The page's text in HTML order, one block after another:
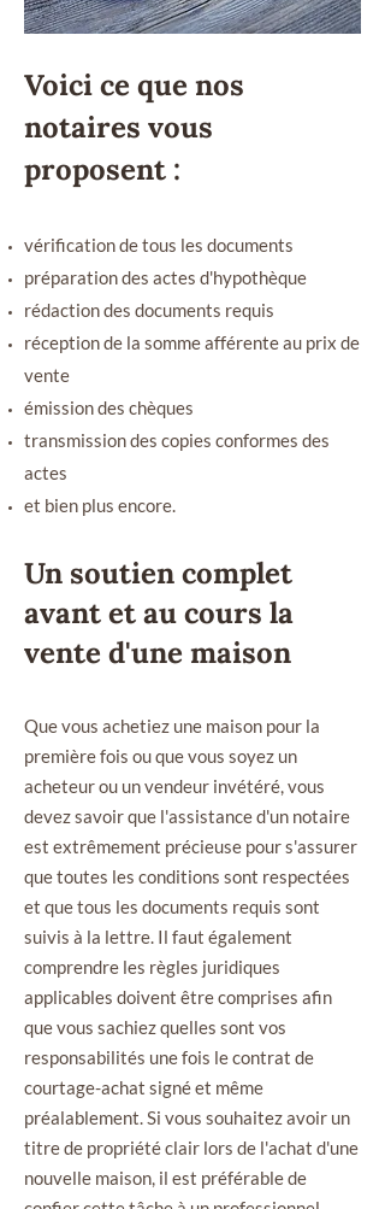
Voici ce que nos
notaires vous
proposent :
vérification de tous les documents
préparation des actes d'hypothèque
rédaction des documents requis
réception de la somme afférente au prix de
vente
émission des chèques
transmission des copies conformes des
actes
et bien plus encore.
Un soutien complet
avant et aucours la
vente d'une maison
Que vous achetiez une maison pour la
première fois ou que vous soyez un
acheteur ou un vendeur invétéré, vous
devez savoir que l'assistance d'un notaire
est extrêmement précieuse pour s'assurer
que toutes les conditions sont respectées
et que tous les documents requis sont
suivis à la lettre. Il faut également
comprendre les règles juridiques
applicables doivent être comprises afin
que vous sachiez quelles sont vos
responsabilités une fois le contrat de
courtage-achat signé et même
préalablement. Si vous souhaitez avoir un
titre de propriété clair lors de l'achat d'une
nouvelle maison, il est préférable de